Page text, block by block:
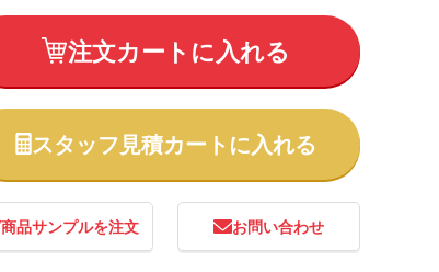
注文カートに入れる
スタッフ見積カートに入れる
商品サンプルを注文 お問い合わせ